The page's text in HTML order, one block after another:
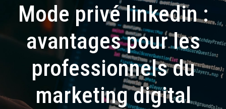
Mode privé linkedin :
avantages pour les
professionnels du
marketing digital